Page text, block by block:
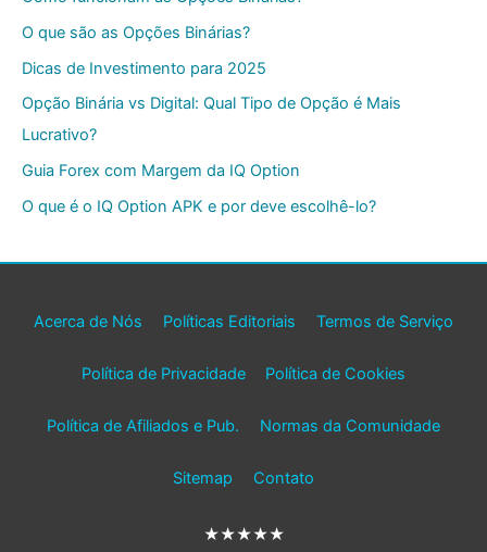
O que são as Opções Binárias?
Dicas de Investimento para 2025
Opção Binária vs Digital: Qual Tipo de Opção é Mais
Lucrativo?
Guia Forex com Margem da IQ Option
O que é o IQ Option APK e por deve escolhê-lo?
Acerca de Nós Políticas Editoriais Termos de Serviço
Política de Privacidade Política de Cookies
Política de Afiliados e Pub. Normas da Comunidade
Sitemap Contato
★★★★★